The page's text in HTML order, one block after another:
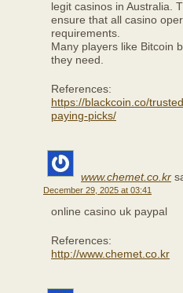
legit casinos in Australia.
ensure that all casino
requirements.
Many players like Bitcoin
they need.
References:
https://blackcoin.co/
paying-picks/
www.chemet.co.kr
December 29, 2025 at 03:41
online casino uk paypal
References:
http://www.chemet.co.kr